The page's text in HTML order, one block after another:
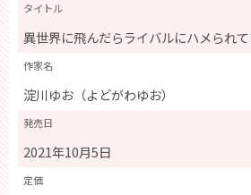
タイトル
異世界に飛んだらライバルにハメられ
作家名
淀川ゆお（よどがわゆお）
発売日
2021年10月5日
定価